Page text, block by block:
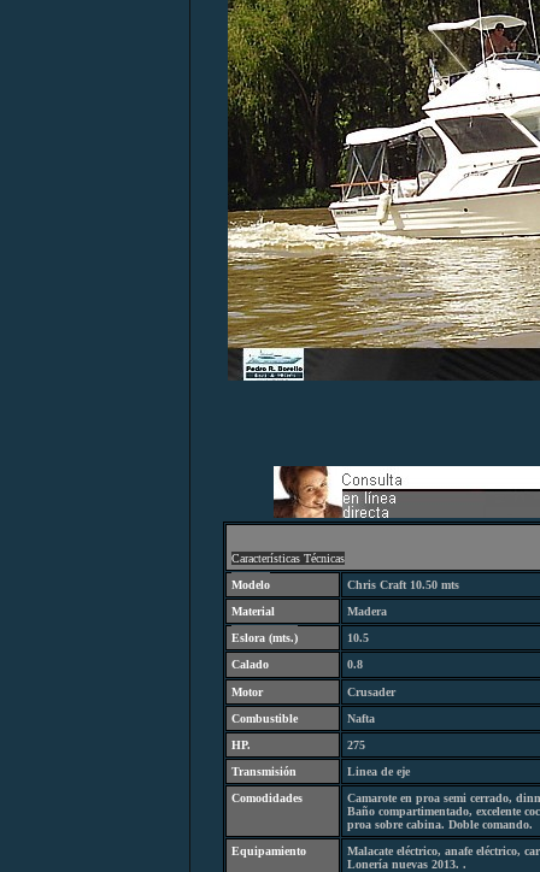
Características Técnicas
Modelo
Chris Craft 10.50 mts
Material
Madera
Eslora (mts.)
10.5
Calado
0.8
Motor
Crusader
Combustible
Nafta
HP.
275
Transmisión
Linea de eje
Comodidades
Camarote en proa semi cerrado,
Baño compartimentado, excelente
proa sobre cabina. Doble comando.
Equipamiento
Malacate eléctrico, anafe eléctrico,
Lonería nuevas 2013. .